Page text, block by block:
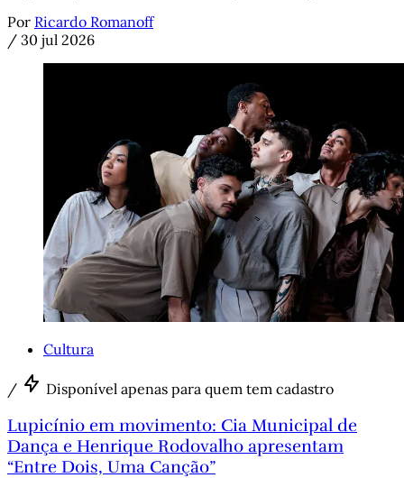
Por Ricardo Romanoff
/ 30 jul 2026
Cultura
/ Disponível apenas para quem tem cadastro
Lupicínio em movimento: Cia Municipal de
Dança e Henrique Rodovalho apresentam
“Entre Dois, Uma Canção”